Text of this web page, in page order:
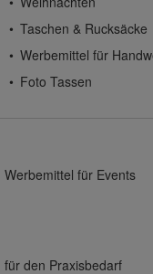
Taschen & Rucksäcke
Werbemittel für
Foto Tassen
Werbemittel für Events
für den Praxisbedarf